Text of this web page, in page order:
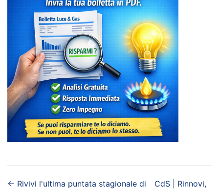
← Rivivi l'ultima puntata stagionale di
CdS | Rinnovi,